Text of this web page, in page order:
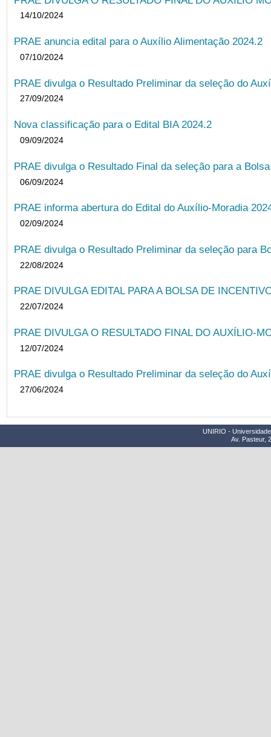
14/10/2024
PRAE anuncia edital para o Auxílio Alimentação 2024.2
07/10/2024
PRAE divulga o Resultado Preliminar da seleção do
27/09/2024
Nova classificação para o Edital BIA 2024.2
09/09/2024
PRAE divulga o Resultado Final da seleção para a
06/09/2024
PRAE informa abertura do Edital do Auxílio-Moradia
02/09/2024
PRAE divulga o Resultado Preliminar da seleção para
22/08/2024
PRAE DIVULGA EDITAL PARA A BOLSA DE
22/07/2024
PRAE DIVULGA O RESULTADO FINAL DO AUXÍLIO-
12/07/2024
PRAE divulga o Resultado Preliminar da seleção do
27/06/2024
UNIRIO -
Av. Pasteur,